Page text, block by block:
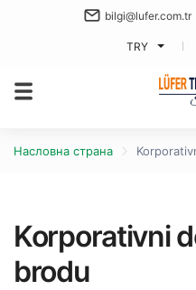
bilgi@lufer.com.tr
TRY
Насловна страна
Korporativni
brodu